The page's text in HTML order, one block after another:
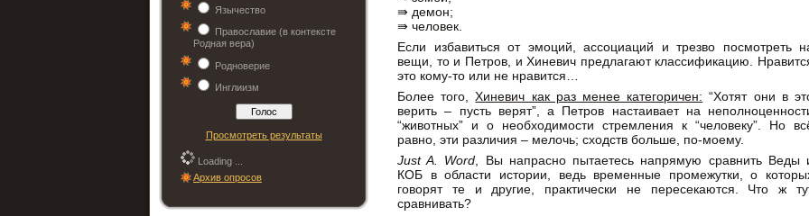
Язычество
Православие (в контексте
Родная вера)
Родноверие
Инглиизм
Просмотреть результаты
Loading ...
Архив опросов
⇛ демон;
⇛ человек.
Если избавиться от эмоций, ассоциаций и трезво посмотреть
вещи, то и Петров, и Хиневич предлагают классификацию.
это кому-то или не нравится…
Более того,Хиневич как раз менее категоричен: “Хотят они в
верить – пусть верят”, а Петров настаивает на
“животных” и о необходимости стремления к “человеку”. Но
равно, эти различия – мелочь; сходств больше, по-моему.
Just A. Word, Вы напрасно пытаетесь напрямую сравнить Веды
КОБ в области истории, ведь временные промежутки, о
говорят те и другие, практически не пересекаются. Что ж
сравнивать?